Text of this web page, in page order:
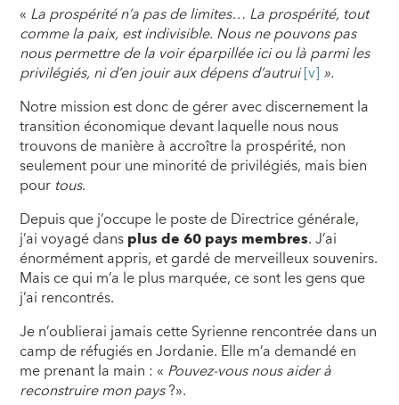
« La prospérité n’a pas de limites… La prospérité, tout
comme la paix, est indivisible. Nous ne pouvons pas
nous permettre de la voir éparpillée ici ou là parmi les
privilégiés, ni d’en jouir aux dépens d’autrui[v] ».
Notre mission est donc de gérer avec discernement la
transition économique devant laquelle nous nous
trouvons de manière à accroître la prospérité, non
seulement pour une minorité de privilégiés, mais bien
pour tous.
Depuis que j’occupe le poste de Directrice générale,
j’ai voyagé dansplus de 60 pays membres. J’ai
énormément appris, et gardé de merveilleux souvenirs.
Mais ce qui m’a le plus marquée, ce sont les gens que
j’ai rencontrés.
Je n’oublierai jamais cette Syrienne rencontrée dans un
camp de réfugiés en Jordanie. Elle m’a demandé en
me prenant la main : « Pouvez-vous nous aider à
reconstruire mon pays?».